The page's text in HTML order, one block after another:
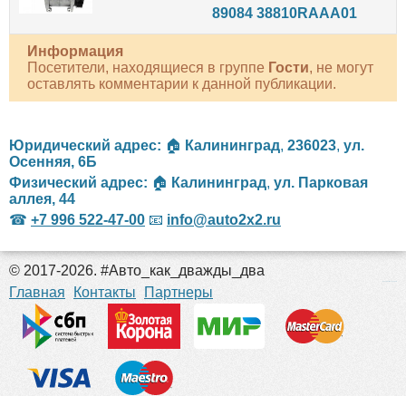
89084 38810RAAA01
Информация
Посетители, находящиеся в группе Гости, не могут
оставлять комментарии к данной публикации.
Юридический адрес: 🏠 Калининград, 236023, ул.
Осенняя, 6Б
Физический адрес: 🏠 Калининград, ул. Парковая
аллея, 44
☎ +7 996 522-47-00 📧 info@auto2x2.ru
© 2017-2026. #Авто_как_дважды_два
Главная
Контакты Партнеры